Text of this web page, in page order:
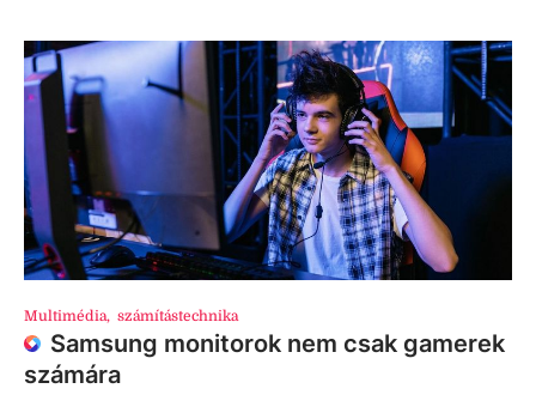
Multimédia, számítástechnika
Samsung monitorok nem csak gamerek
számára